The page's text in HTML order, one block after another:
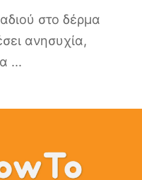
στο δέρμα
ανησυχία,
...